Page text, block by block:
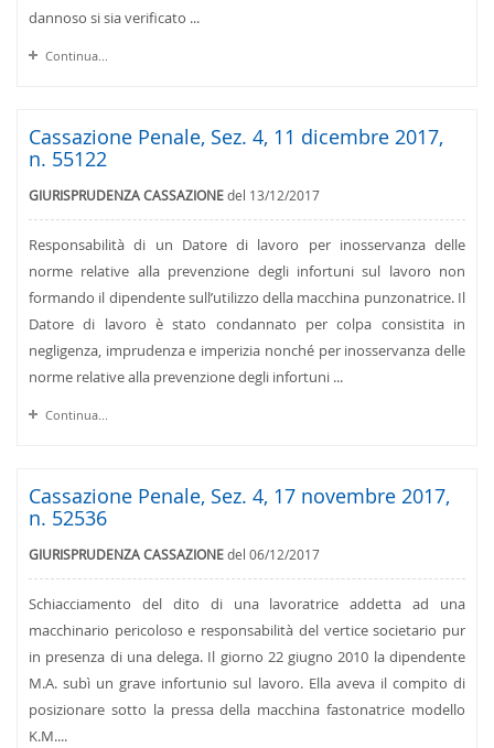
dannoso si sia verificato ...
Continua...
Cassazione Penale, Sez. 4, 11 dicembre 2017,
n. 55122
GIURISPRUDENZA CASSAZIONEdel 13/12/2017
Responsabilità di un Datore di lavoro per inosservanza delle
norme relative alla prevenzione degli infortuni sul lavoro non
formando il dipendente sull’utilizzo della macchina punzonatrice. Il
Datore di lavoro è stato condannato per colpa consistita in
negligenza, imprudenza e imperizia nonché per inosservanza delle
norme relative alla prevenzione degli infortuni ...
Continua...
Cassazione Penale, Sez. 4, 17 novembre 2017,
n. 52536
GIURISPRUDENZA CASSAZIONEdel 06/12/2017
Schiacciamento del dito di una lavoratrice addetta ad una
macchinario pericoloso e responsabilità del vertice societario pur
in presenza di una delega. Il giorno 22 giugno 2010 la dipendente
M.A. subì un grave infortunio sul lavoro. Ella aveva il compito di
posizionare sotto la pressa della macchina fastonatrice modello
K.M....